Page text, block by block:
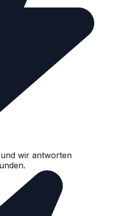
wir antworten